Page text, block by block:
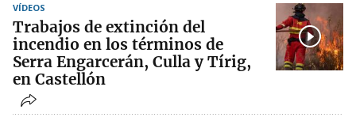
VÍDEOS
Trabajos de extinción del
incendio en los términos de
Serra Engarcerán, Culla y Tírig,
en Castellón